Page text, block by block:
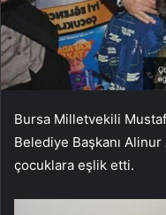
Bursa Milletvekili
Belediye Başkanı
çocuklara eşlik etti.